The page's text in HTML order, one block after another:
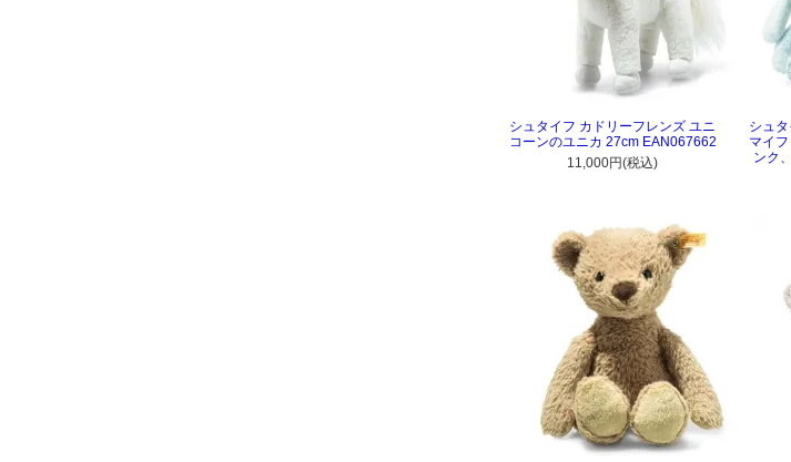
シュタイフ カドリーフレンズ ユニ
コーンのユニカ 27cm EAN067662
11,000円(税込)
シュ
マイ
ンク